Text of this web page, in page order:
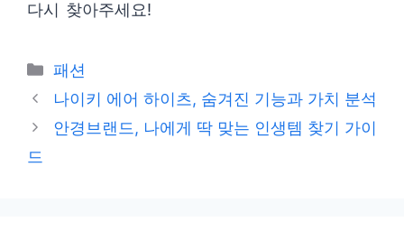
다시 찾아주세요!
카
테
리
패션
나이키 에어 하이츠, 숨겨진 기능과 가치 분석
안경브랜드, 나에게 딱 맞는 인생템 찾기 가이
드